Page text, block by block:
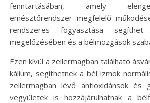
fenntartásában, amely
emésztőrendszer megfelelő
rendszeres fogyasztása
megelőzésében és a bélmozgások
Ezen kívül a zellermagban található
kálium, segíthetnek a bél izmok
zellermagban lévő antioxidánsok és
vegyületek is hozzájárulhatnak a